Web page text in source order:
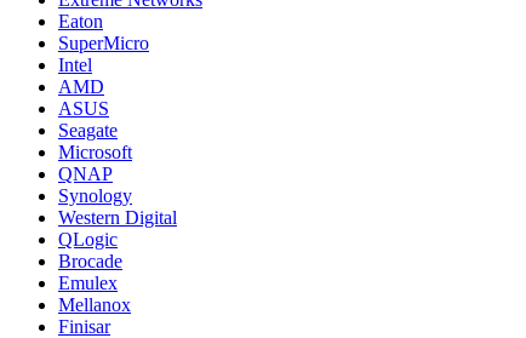
Eaton
SuperMicro
Intel
AMD
ASUS
Seagate
Microsoft
QNAP
Synology
Western Digital
QLogic
Brocade
Emulex
Mellanox
Finisar